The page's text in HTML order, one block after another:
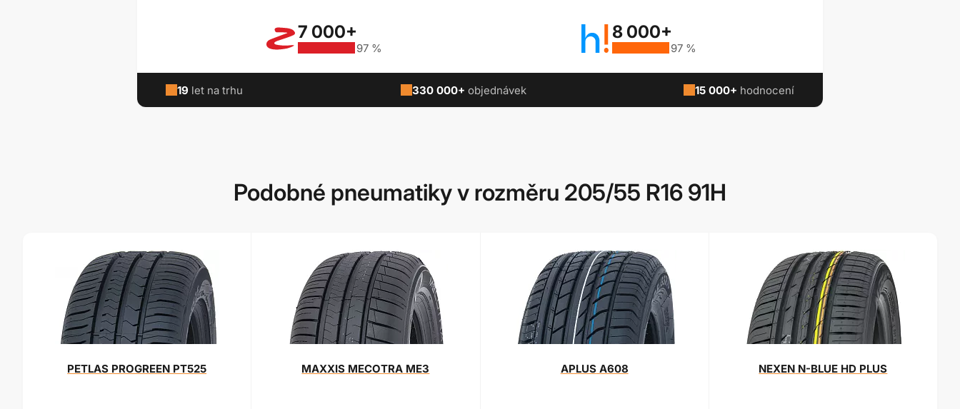
7 000+
97 %
8 000+
97 %
19 let na trhu 330 000+ objednávek 15 000+ hodnocení
Podobné pneumatiky v rozměru 205/55 R16 91H
PETLAS PROGREEN PT525 MAXXIS MECOTRA ME3 APLUSA608 NEXEN N-BLUE HD PLUS